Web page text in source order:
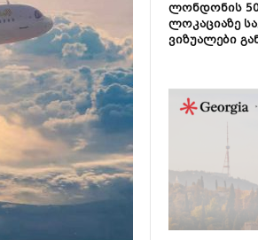
ლონდონის
ლოკაციაზე
ვიზუალები